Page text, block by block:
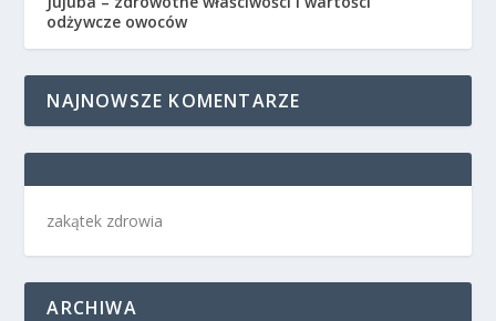
odżywcze owoców
NAJNOWSZE KOMENTARZE
zakątek zdrowia
ARCHIWA